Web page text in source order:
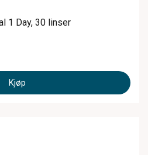
1 Day, 30 linser
Kjøp